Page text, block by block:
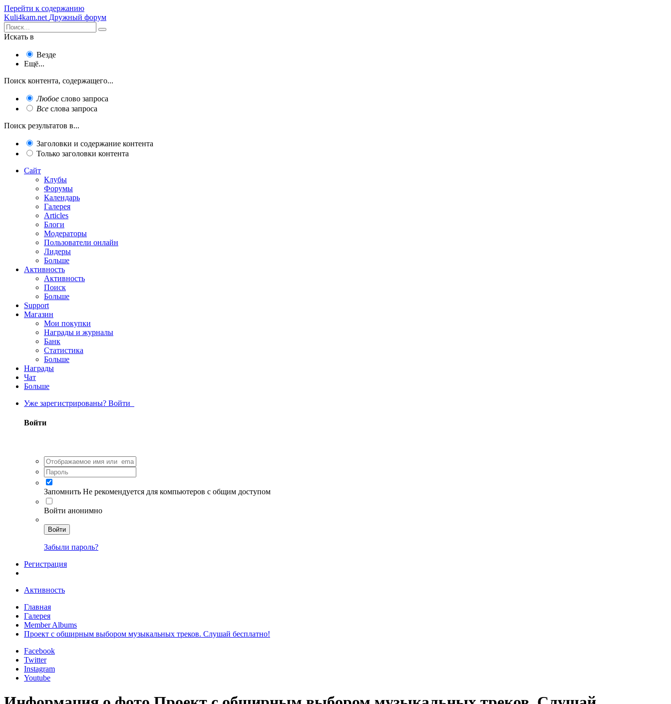
Перейти к содержанию
Kuli4kam.net Дружный форум
Искать в
Везде
Ещё...
Поиск контента, содержащего...
Любое слово запроса
Все слова запроса
Поиск результатов в...
Заголовки и содержание контента
Только заголовки контента
Сайт
Клубы
Форумы
Календарь
Галерея
Articles
Блоги
Модераторы
Пользователи онлайн
Лидеры
Больше
Активность
Активность
Поиск
Больше
Support
Магазин
Мои покупки
Награды и журналы
Банк
Статистика
Больше
Награды
Чат
Больше
Уже зарегистрированы? Войти
Войти
Запомнить Не рекомендуется для компьютеров с общим доступом
Войти анонимно
Войти
Забыли пароль?
Регистрация
Активность
Главная
Галерея
Member Albums
Проект с обширным выбором музыкальных треков. Слушай бесплатно!
Facebook
Twitter
Instagram
Youtube